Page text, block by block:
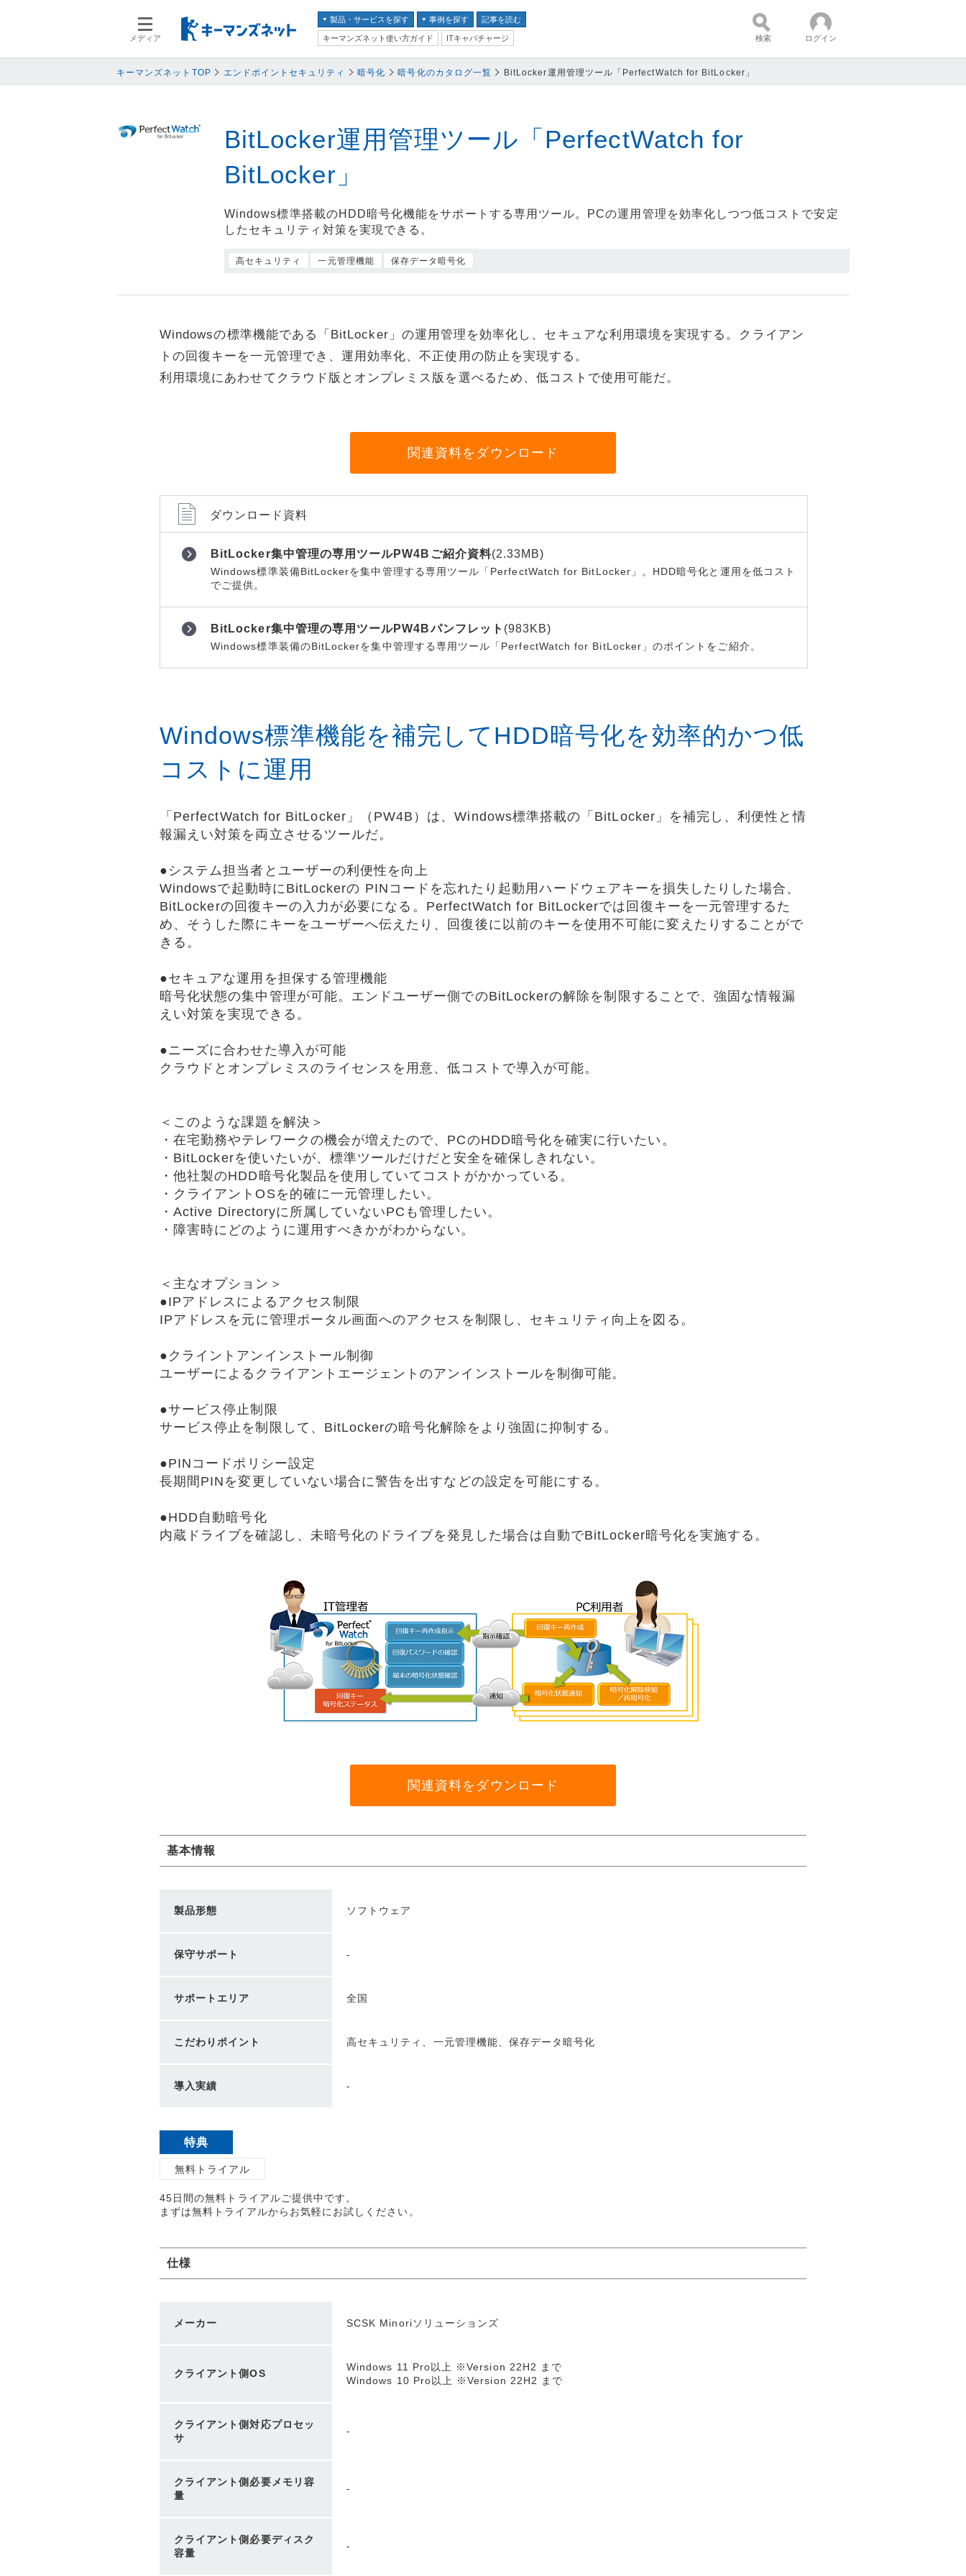
メディア
製品・サービスを探す
スマートデバイス
ネットワークセキュリティ
情報システム
エンドポイントセキュリティ
データセンター
PCソフト
通信サービス
事例を探す
スマートデバイス
ネットワークセキュリティ
情報システム
エンドポイントセキュリティ
バックアップ
データセンター
PCソフト
通信サービス
仮想化
記事を読む
キーマンズネット使い方ガイド
ITキャパチャージ 検索 ログイン
キーマンズネットTOP エンドポイントセキュリティ 暗号化 暗号化のカタログ一覧 BitLocker運用管理ツール「PerfectWatch for BitLocker」
BitLocker運用管理ツール「PerfectWatch for
BitLocker」
Windows標準搭載のHDD暗号化機能をサポートする専用ツール。PCの運用管理を効率化しつつ低コストで安定
したセキュリティ対策を実現できる。
高セキュリティ 一元管理機能 保存データ暗号化
Windowsの標準機能である「BitLocker」の運用管理を効率化し、セキュアな利用環境を実現する。クライアン
トの回復キーを一元管理でき、運用効率化、不正使用の防止を実現する。
利用環境にあわせてクラウド版とオンプレミス版を選べるため、低コストで使用可能だ。
関連資料をダウンロード
ダウンロード資料
BitLocker集中管理の専用ツールPW4Bご紹介資料(2.33MB)
Windows標準装備BitLockerを集中管理する専用ツール「PerfectWatch for BitLocker」。HDD暗号化と運用を低コスト
でご提供。
BitLocker集中管理の専用ツールPW4Bパンフレット (983KB)
Windows標準装備のBitLockerを集中管理する専用ツール「PerfectWatch for BitLocker」のポイントをご紹介。
Windows標準機能を補完してHDD暗号化を効率的かつ低
コストに運用
「PerfectWatch for BitLocker」（PW4B）は、Windows標準搭載の「BitLocker」を補完し、利便性と情
報漏えい対策を両立させるツールだ。
●システム担当者とユーザーの利便性を向上
Windowsで起動時にBitLockerの PINコードを忘れたり起動用ハードウェアキーを損失したりした場合、
BitLockerの回復キーの入力が必要になる。PerfectWatch for BitLockerでは回復キーを一元管理するた
め、そうした際にキーをユーザーへ伝えたり、回復後に以前のキーを使用不可能に変えたりすることがで
きる。
●セキュアな運用を担保する管理機能
暗号化状態の集中管理が可能。エンドユーザー側でのBitLockerの解除を制限することで、強固な情報漏
えい対策を実現できる。
●ニーズに合わせた導入が可能
クラウドとオンプレミスのライセンスを用意、低コストで導入が可能。
＜このような課題を解決＞
・在宅勤務やテレワークの機会が増えたので、PCのHDD暗号化を確実に行いたい。
・BitLockerを使いたいが、標準ツールだけだと安全を確保しきれない。
・他社製のHDD暗号化製品を使用していてコストがかかっている。
・クライアントOSを的確に一元管理したい。
・Active Directoryに所属していないPCも管理したい。
・障害時にどのように運用すべきかがわからない。
＜主なオプション＞
●IPアドレスによるアクセス制限
IPアドレスを元に管理ポータル画面へのアクセスを制限し、セキュリティ向上を図る。
●クライントアンインストール制御
ユーザーによるクライアントエージェントのアンインストールを制御可能。
●サービス停止制限
サービス停止を制限して、BitLockerの暗号化解除をより強固に抑制する。
●PINコードポリシー設定
長期間PINを変更していない場合に警告を出すなどの設定を可能にする。
●HDD自動暗号化
内蔵ドライブを確認し、未暗号化のドライブを発見した場合は自動でBitLocker暗号化を実施する。
関連資料をダウンロード
基本情報
製品形態 ソフトウェア
保守サポート -
サポートエリア 全国
こだわりポイント 高セキュリティ、一元管理機能、保存データ暗号化
導入実績 -
特典
無料トライアル
45日間の無料トライアルご提供中です。
まずは無料トライアルからお気軽にお試しください。
仕様
メーカー SCSK Minoriソリューションズ
クライアント側OS
Windows 11 Pro以上 ※Version 22H2 まで
Windows 10 Pro以上 ※Version 22H2 まで
クライアント側対応プロセッ
サ
-
クライアント側必要メモリ容
量
-
クライアント側必要ディスク
容量
-